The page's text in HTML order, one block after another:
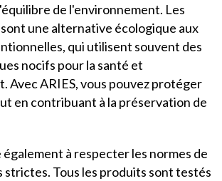
de l'environnement. Les
une alternative écologique aux
qui utilisent souvent des
nocifs pour la santé et
Avec ARIES, vous pouvez protéger
en contribuant à la préservation de
également à respecter les normes de
strictes. Tous les produits sont testés